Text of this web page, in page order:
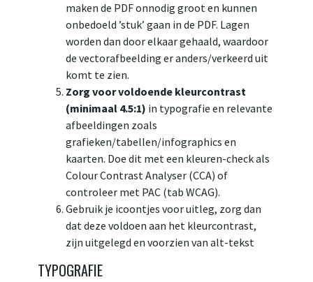
maken de PDF onnodig groot en kunnen
onbedoeld ’stuk’ gaan in de PDF. Lagen
worden dan door elkaar gehaald, waardoor
de vectorafbeelding er anders/verkeerd uit
komt te zien.
Zorg voor voldoende kleurcontrast
(minimaal 4.5:1) in typografie en relevante
afbeeldingen zoals
grafieken/tabellen/infographics en
kaarten. Doe dit met een kleuren-check als
Colour Contrast Analyser (CCA) of
controleer met PAC (tab WCAG).
Gebruik je icoontjes voor uitleg, zorg dan
dat deze voldoen aan het kleurcontrast,
zijn uitgelegd en voorzien van alt-tekst
TYPOGRAFIE